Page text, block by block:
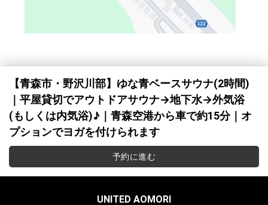
【青森市・野沢川部】ゆな青ベースサウナ(2時間)
｜平屋貸切でアウトドアサウナ→地下水→外気浴
(もしくは内気浴)♪｜青森空港から車で約15分｜オ
プションでヨガを付けられます
予約に進む
UNITED AOMORI